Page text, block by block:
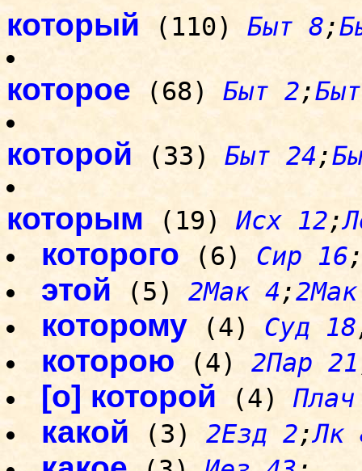
который (110) Быт 8;
которое (68) Быт 2;
которой (33) Быт 24;
которым (19) Исх 12;
которого (6) Сир 16
этой (5) 2Мак 4;
которому(4) Суд 18
которою (4) 2Пар 21
[о] которой (4)
какой (3) 2Езд 2;Лк